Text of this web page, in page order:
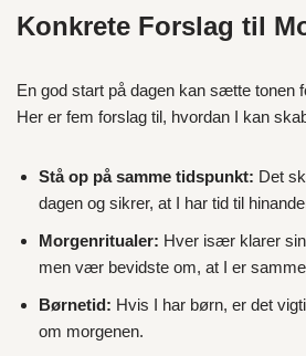
Konkrete Forslag til
En god start på dagen kan sætte tonen
Her er fem forslag til, hvordan I kan
Stå op på samme tidspunkt: Det
dagen og sikrer, at I har tid til
Morgenritualer: Hver især klarer
men vær bevidste om, at I er
Børnetid: Hvis I har børn, er det
om morgenen.